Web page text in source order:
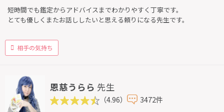
短時間でも鑑定からアドバイスまでわかりやすく丁寧です。
とても優しくまたお話ししたいと思える頼りになる先生です。
相手の気持ち
恩慈うらら 先生
（4.96） 3472件